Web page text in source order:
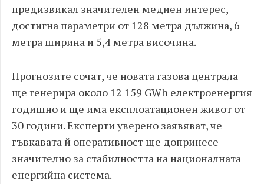
предизвикал значителен медиен интерес,
достигна параметри от 128 метра дължина, 6
метра ширина и 5,4 метра височина.
Прогнозите сочат, че новата газова централа
ще генерира около 12 159 GWh електроенергия
годишно и ще има експлоатационен живот от
30 години. Експерти уверено заявяват, че
гъвкавата й оперативност ще допринесе
значително за стабилността на националната
енергийна система.